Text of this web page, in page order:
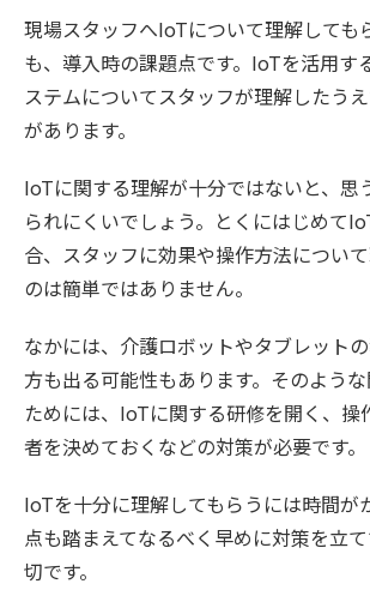
現場スタッフへIoTについて理解しても
も、導入時の課題点です。IoTを活用す
ステムについてスタッフが理解したう
があります。
IoTに関する理解が十分ではないと、思
られにくいでしょう。とくにはじめて
合、スタッフに効果や操作方法につい
のは簡単ではありません。
なかには、介護ロボットやタブレット
方も出る可能性もあります。そのよう
ためには、IoTに関する研修を開く、操
者を決めておくなどの対策が必要です。
IoTを十分に理解してもらうには時間が
点も踏まえてなるべく早めに対策を立
切です。